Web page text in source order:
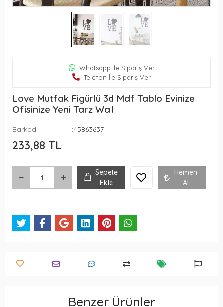
Whatsapp İle Sipariş Ver
Telefon İle Sipariş Ver
Love Mutfak Figürlü 3d Mdf Tablo Evinize
Ofisinize Yeni Tarz Wall
Barkod :45863637
233,88 TL
Sepete
Ekle
Hemen
Al
Benzer Ürünler